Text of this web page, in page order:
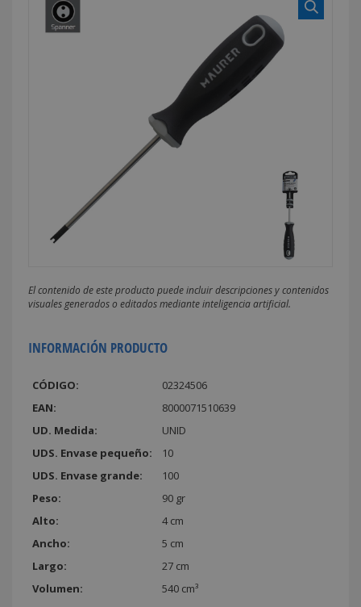
El contenido de este producto puede incluir descripciones y contenidos
visuales generados o editados mediante inteligencia artificial.
INFORMACIÓN PRODUCTO
CÓDIGO:
02324506
EAN:
8000071510639
UD. Medida:
UNID
UDS. Envase pequeño:
10
UDS. Envase grande:
100
Peso:
90 gr
Alto:
4 cm
Ancho:
5 cm
Largo:
27 cm
Volumen:
540 cm³